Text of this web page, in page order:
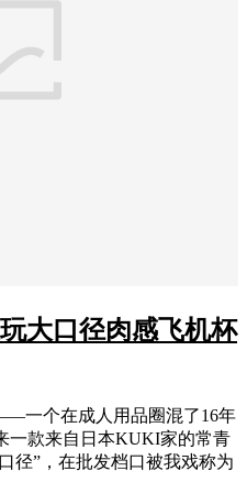
大口径肉感飞机杯
一个在成人用品圈混了16年
一款来自日本KUKI家的常青
径”，在批发档口被我戏称为